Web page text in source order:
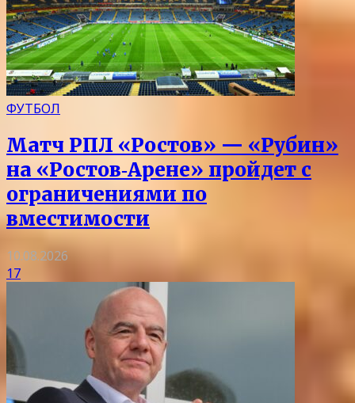
ФУТБОЛ
Матч РПЛ «Ростов» — «Рубин»
на «Ростов‑Арене» пройдет с
ограничениями по
вместимости
10.08.2026
17